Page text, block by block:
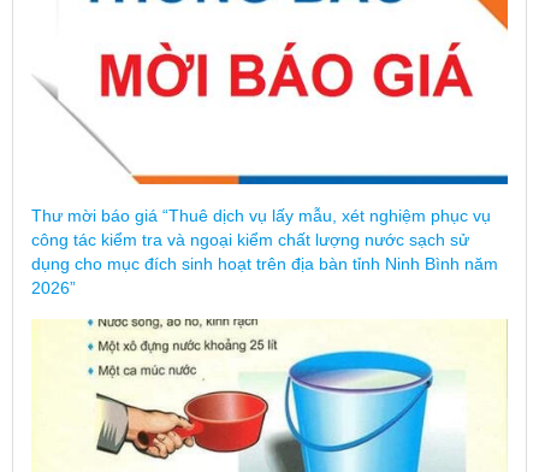
Thư mời báo giá “Thuê dịch vụ lấy mẫu, xét nghiệm phục vụ
công tác kiểm tra và ngoại kiểm chất lượng nước sạch sử
dụng cho mục đích sinh hoạt trên địa bàn tỉnh Ninh Bình năm
2026”